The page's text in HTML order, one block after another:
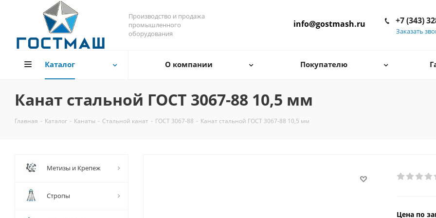
Производство и продажа
промышленного
оборудования
+7 (343)
Заказать
info@gostmash.ru
Каталог О компании Покупателю
Канат стальной ГОСТ 3067-88 10,5 мм
Главная - Каталог - Канаты - Стальной канат - ГОСТ 3067-88 - Канат стальной ГОСТ 3067-88 10,5 мм
Цена по
Метизы и Крепеж
Стропы